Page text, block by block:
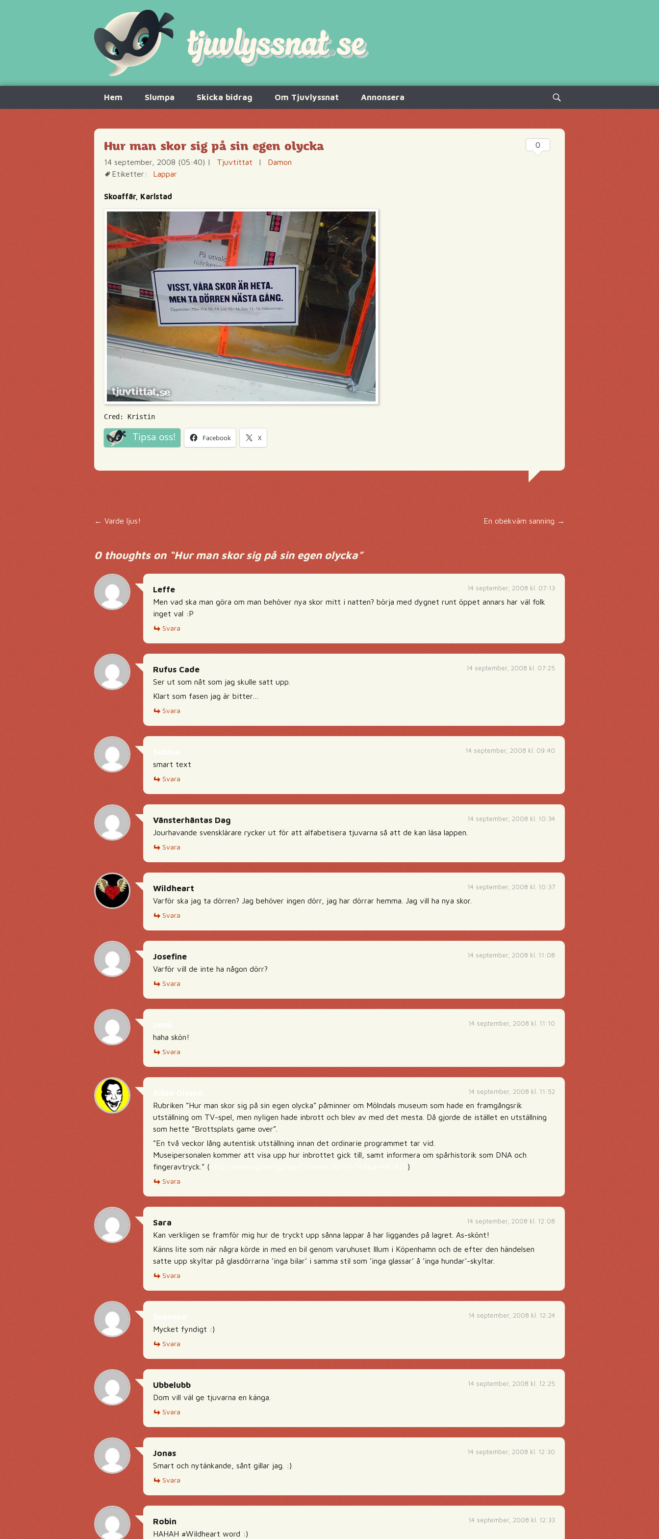
innehåll
Hem Slumpa Skicka bidrag Om Tjuvlyssnat Annonsera
Sök
efter:
Hur man skor sig på sin egen olycka
14 september, 2008 (05:40) | Tjuvtittat |
Damon
Etiketter:
Lappar
Skoaffär, Karlstad
Cred: Kristin
Tipsa oss! Facebook X
0
Inläggsnavigering
← Varde ljus! En obekväm sanning →
0 thoughts on “Hur man skor sig på sin egen olycka”
14 september, 2008 kl. 07:13
Leffe
Men vad ska man göra om man behöver nya skor mitt i natten? börja med dygnet runt öppet annars har väl folk
inget val :P
Svara
14 september, 2008 kl. 07:25
Rufus Cade
Ser ut som nåt som jag skulle satt upp.
Klart som fasen jag är bitter…
Svara
14 september, 2008 kl. 09:40
smart text
Svara
14 september, 2008 kl. 10:34
Vänsterhäntas Dag
Jourhavande svensklärare rycker ut för att alfabetisera tjuvarna så att de kan läsa lappen.
Svara
14 september, 2008 kl. 10:37
Wildheart
Varför ska jag ta dörren? Jag behöver ingen dörr, jag har dörrar hemma. Jag vill ha nya skor.
Svara
14 september, 2008 kl. 11:08
Josefine
Varför vill de inte ha någon dörr?
Svara
14 september, 2008 kl. 11:10
haha skön!
Svara
14 september, 2008 kl. 11:52
Rubriken ”Hur man skor sig på sin egen olycka” påminner om Mölndals museum som hade en framgångsrik
utställning om TV-spel, men nyligen hade inbrott och blev av med det mesta. Då gjorde de istället en utställning
som hette ”Brottsplats game over”.
”En två veckor lång autentisk utställning innan det ordinarie programmet tar vid.
Museipersonalen kommer att visa upp hur inbrottet gick till, samt informera om spårhistorik som DNA och
fingeravtryck.” (
)
Svara
14 september, 2008 kl. 12:08
Sara
Kan verkligen se framför mig hur de tryckt upp sånna lappar å har liggandes på lagret. As-skönt!
Känns lite som när några körde in med en bil genom varuhuset Illum i Köpenhamn och de efter den händelsen
satte upp skyltar på glasdörrarna ’inga bilar’ i samma stil som ’inga glassar’ å ’inga hundar’-skyltar.
Svara
14 september, 2008 kl. 12:24
Mycket fyndigt :)
Svara
14 september, 2008 kl. 12:25
Ubbelubb
Dom vill väl ge tjuvarna en känga.
Svara
14 september, 2008 kl. 12:30
Jonas
Smart och nytänkande, sånt gillar jag. :)
Svara
14 september, 2008 kl. 12:33
Robin
HAHAH #Wildheart word :)